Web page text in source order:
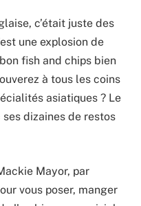
c’était juste des
une explosion de
fish and chips bien
à tous les coins
asiatiques ? Le
dizaines de restos
Mayor, par
vous poser, manger